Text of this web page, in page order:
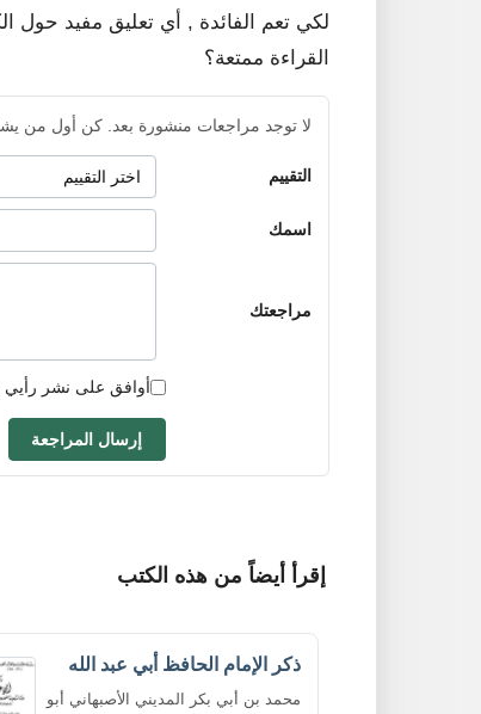
لكي تعم الفائدة , أي تعليق مفيد حول
القراءة ممتعة؟
لا توجد مراجعات منشورة بعد. كن أول من
التقييم
اسمك
مراجعتك
أوافق على نشر رأيي
إرسال المراجعة
إقرأ أيضاً من هذه الكتب
ذكر الإمام الحافظ أبي عبد الله
محمد بن أبي بكر المديني الأصبهاني أبو